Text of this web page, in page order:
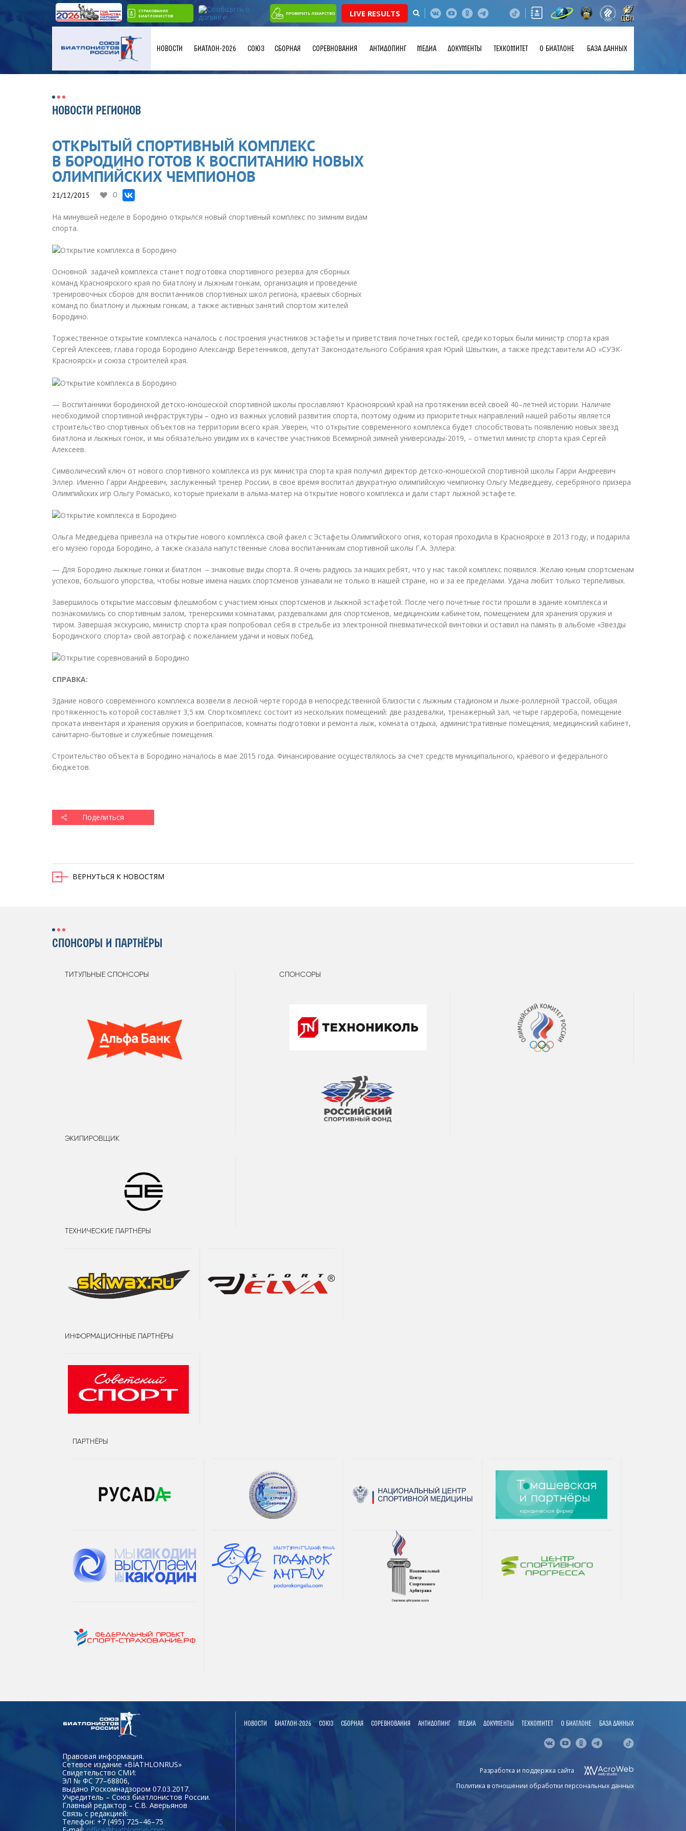
СТРАХОВАНИЕ
БИАТЛОНИСТОВ
ПРОВЕРИТЬ ЛЕКАРСТВО LIVE RESULTS
НОВОСТИ БИАТЛОН-2026 СОЮЗ СБОРНАЯ СОРЕВНОВАНИЯ АНТИДОПИНГ МЕДИА ДОКУМЕНТЫ ТЕХКОМИТЕТ О БИАТЛОНЕ БАЗА ДАННЫХ
НОВОСТИ РЕГИОНОВ
ОТКРЫТЫЙ СПОРТИВНЫЙ КОМПЛЕКС
В БОРОДИНО ГОТОВ К ВОСПИТАНИЮ НОВЫХ
ОЛИМПИЙСКИХ ЧЕМПИОНОВ
21/12/2015 0
На минувшей неделе в Бородино открылся новый спортивный комплекс по зимним видам
спорта.
Основной задачей комплекса станет подготовка спортивного резерва для сборных
команд Красноярского края по биатлону и лыжным гонкам, организация и проведение
тренировочных сборов для воспитанников спортивных школ региона, краевых сборных
команд по биатлону и лыжным гонкам, а также активных занятий спортом жителей
Бородино.
Торжественное открытие комплекса началось с построения участников эстафеты и приветствия почетных гостей, среди которых были министр спорта края
Сергей Алексеев, глава города Бородино Александр Веретенников, депутат Законодательного Собрания края Юрий Швыткин, а также представители АО «СУЭК-
Красноярск» и союза строителей края.
— Воспитанники бородинской детско-юношеской спортивной школы прославляют Красноярский край на протяжении всей своей 40–летней истории. Наличие
необходимой спортивной инфраструктуры – одно из важных условий развития спорта, поэтому одним из приоритетных направлений нашей работы является
строительство спортивных объектов на территории всего края. Уверен, что открытие современного комплекса будет способствовать появлению новых звезд
биатлона и лыжных гонок, и мы обязательно увидим их в качестве участников Всемирной зимней универсиады-2019, – отметил министр спорта края Сергей
Алексеев.
Символический ключ от нового спортивного комплекса из рук министра спорта края получил директор детско-юношеской спортивной школы Гарри Андреевич
Эллер. Именно Гарри Андреевич, заслуженный тренер России, в свое время воспитал двукратную олимпийскую чемпионку Ольгу Медведцеву, серебряного призера
Олимпийских игр Ольгу Ромасько, которые приехали в альма-матер на открытие нового комплекса и дали старт лыжной эстафете.
Ольга Медведцева привезла на открытие нового комплекса свой факел с Эстафеты Олимпийского огня, которая проходила в Красноярске в 2013 году, и подарила
его музею города Бородино, а также сказала напутственные слова воспитанникам спортивной школы Г.А. Эллера:
— Для Бородино лыжные гонки и биатлон ­ – знаковые виды спорта. Я очень радуюсь за наших ребят, что у нас такой комплекс появился. Желаю юным спортсменам
успехов, большого упорства, чтобы новые имена наших спортсменов узнавали не только в нашей стране, но и за ее пределами. Удача любит только терпеливых.
Завершилось открытие массовым флешмобом с участием юных спортсменов и лыжной эстафетой. После чего почетные гости прошли в здание комплекса и
познакомились со спортивным залом, тренерскими комнатами, раздевалками для спортсменов, медицинским кабинетом, помещением для хранения оружия и
тиром. Завершая экскурсию, министр спорта края попробовал себя в стрельбе из электронной пневматической винтовки и оставил на память в альбоме «Звезды
Бородинского спорта» свой автограф с пожеланием удачи и новых побед.
СПРАВКА:
Здание нового современного комплекса возвели в лесной черте города в непосредственной близости с лыжным стадионом и лыже-роллерной трассой, общая
протяженность которой составляет 3,5 км. Спорткомплекс состоит из нескольких помещений: две раздевалки, тренажерный зал, четыре гардероба, помещение
проката инвентаря и хранения оружия и боеприпасов, комнаты подготовки и ремонта лыж, комната отдыха, административные помещения, медицинский кабинет,
санитарно-бытовые и служебные помещения.
Строительство объекта в Бородино началось в мае 2015 года. Финансирование осуществлялось за счет средств муниципального, краевого и федерального
бюджетов.
Поделиться
ВЕРНУТЬСЯ К НОВОСТЯМ
СПОНСОРЫ И ПАРТНЁРЫ
ТИТУЛЬНЫЕ СПОНСОРЫ СПОНСОРЫ
ЭКИПИРОВЩИК
ТЕХНИЧЕСКИЕ ПАРТНЁРЫ
ИНФОРМАЦИОННЫЕ ПАРТНЁРЫ
ПАРТНЁРЫ
Правовая информация.
Сетевое издание «BIATHLONRUS»
Свидетельство СМИ:
ЭЛ № ФС 77–68806,
выдано Роскомнадзором 07.03.2017.
Учредитель – Союз биатлонистов России.
Главный редактор – С.В. Аверьянов
Связь с редакцией:
Телефон: +7 (495) 725–46–75
НОВОСТИ БИАТЛОН-2026 СОЮЗ СБОРНАЯ СОРЕВНОВАНИЯ АНТИДОПИНГ МЕДИА ДОКУМЕНТЫ ТЕХКОМИТЕТ О БИАТЛОНЕ БАЗА ДАННЫХ
Разработка и поддержка сайта
Политика в отношении обработки персональных данных